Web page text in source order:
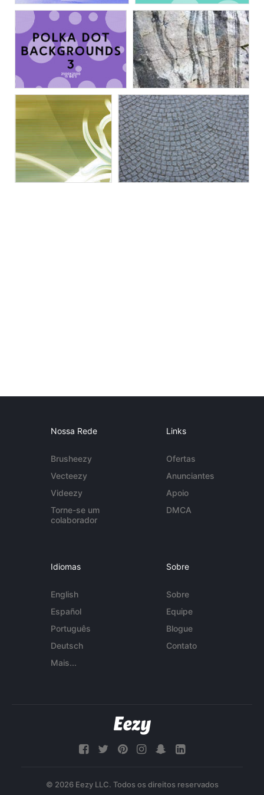
Nossa Rede
Brusheezy
Vecteezy
Videezy
Torne-se um
colaborador
Links
Ofertas
Anunciantes
Apoio
DMCA
Idiomas
English
Español
Português
Deutsch
Mais...
Sobre
Sobre
Equipe
Blogue
Contato
© 2026 Eezy LLC. Todos os direitos reservados